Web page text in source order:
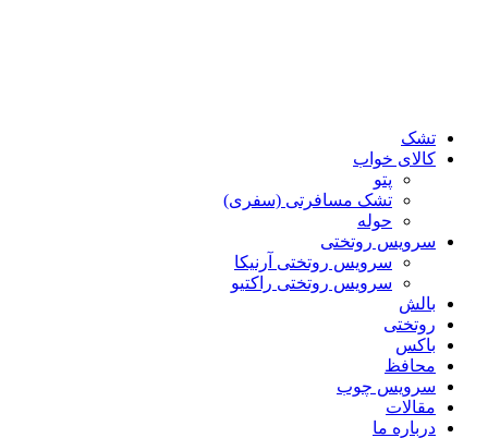
تشک
کالای خواب
پتو
تشک مسافرتی (سفری)
حوله
سرویس روتختی
سرویس روتختی آرنیکا
سرویس روتختی راکتیو
بالش
روتختی
باکس
محافظ
سرویس چوب
مقالات
درباره ما